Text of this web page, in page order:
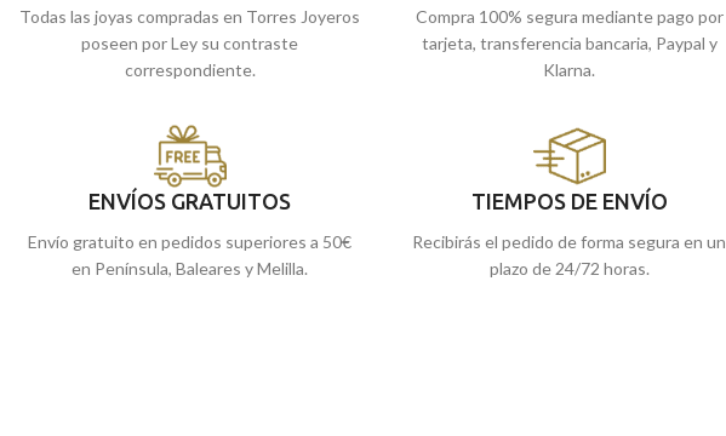
Todas las joyas compradas en Torres Joyeros
poseen por Ley su contraste
correspondiente.
Compra 100% segura mediante pago por
tarjeta, transferencia bancaria, Paypal y
Klarna.
ENVÍOS GRATUITOS
Envío gratuito en pedidos superiores a 50€
en Península, Baleares y Melilla.
TIEMPOS DE ENVÍO
Recibirás el pedido de forma segura en un
plazo de 24/72 horas.